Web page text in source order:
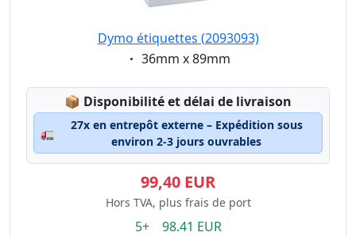
Dymo étiquettes (2093093)
Eigenschaft:
36mm x 89mm
📦 Lagerstatus:
Disponibilité et délai de livraison
🚛
27x en entrepôt externe – Expédition sous
environ 2-3 jours ouvrables
99,40 EUR
Hors TVA, plus frais de port
5+ 98.41 EUR